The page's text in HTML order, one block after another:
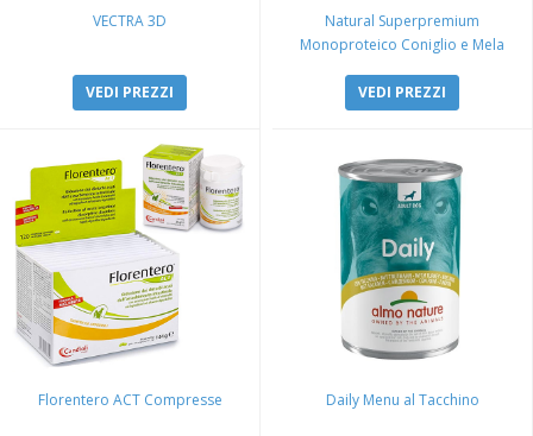
VECTRA 3D
VEDI PREZZI
Natural Superpremium
Monoproteico Coniglio e Mela
VEDI PREZZI
Florentero ACT Compresse Daily Menu al Tacchino